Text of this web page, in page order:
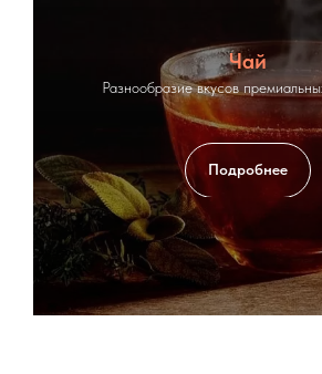
Чай
Разнообразие вкусов
Подробнее